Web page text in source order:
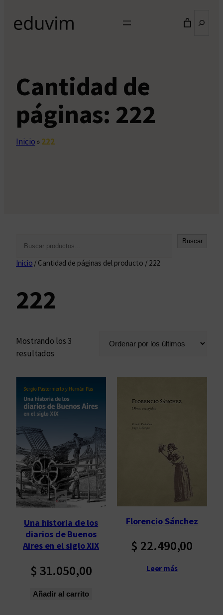
Cantidad de
páginas: 222
Inicio»222
s
a
r
Buscar
Inicio / Cantidad de páginas del producto / 222
222
Mostrando los 3
resultados
d
e
n
a
p
o
r
l
o
ú
l
t
m
Una historia de los
diarios de Buenos
Aires en el siglo XIX
$ 31.050,00
Añadir al carrito
Florencio Sánchez
$ 22.490,00
Leer más